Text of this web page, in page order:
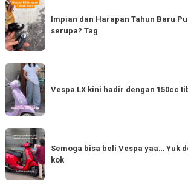
Impian
dan
Harapan
Tahun
Baru
Punya
bestie
yang
Tag
Impian dan Harapan Tahun Baru
serupa? Tag
Vespa
LX
kini
hadir
dengan
150cc
tiba
di
Vespa LX kini hadir dengan 150cc
Semoga
bisa
beli
Vespa
Semoga bisa beli Vespa yaa… Yuk
kok